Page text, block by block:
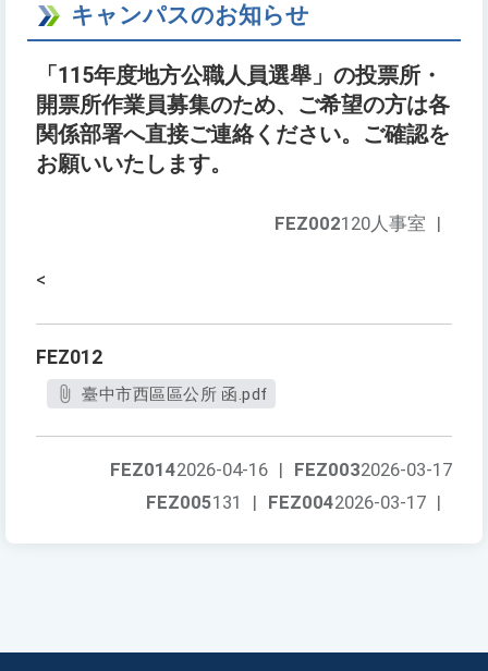
キャンパスのお知らせ
「115年度地方公職人員選舉」の投票所・
開票所作業員募集のため、ご希望の方は各
関係部署へ直接ご連絡ください。ご確認を
お願いいたします。
FEZ002120人事室 |
<
FEZ012
臺中市西區區公所 函.pdf
FEZ0032026-03-17
FEZ0142026-04-16 |
FEZ0042026-03-17 |
FEZ005131 |